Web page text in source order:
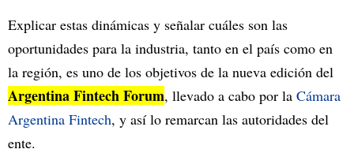
Explicar estas dinámicas y señalar cuáles son las
oportunidades para la industria, tanto en el país como en
la región, es uno de los objetivos de la nueva edición del
Argentina Fintech Forum, llevado a cabo por la Cámara
Argentina Fintech, y así lo remarcan las autoridades del
ente.